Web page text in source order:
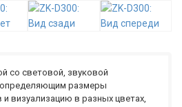
со световой, звуковой
определяющим размеры
визуализацию в разных цветах,